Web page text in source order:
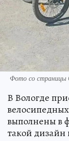
Фото со страницы
В Вологде
выполнены в
такой дизайн